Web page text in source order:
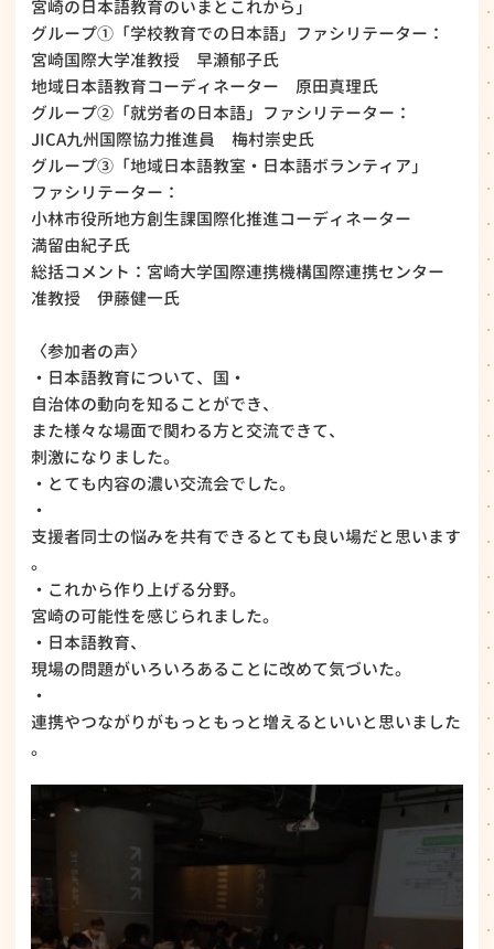
宮崎の日本語教育のいまとこれから」
グループ①「学校教育での日本語」ファシリテーター：
宮崎国際大学准教授 早瀬郁子氏
地域日本語教育コーディネーター 原田真理氏
グループ②「就労者の日本語」ファシリテーター：
JICA九州国際協力推進員 梅村崇史氏
グループ③「地域日本語教室・日本語ボランティア」
ファシリテーター：
小林市役所地方創生課国際化推進コーディネーター
満留由紀子氏
総括コメント：宮崎大学国際連携機構国際連携センター
准教授 伊藤健一氏
〈参加者の声〉
・日本語教育について、国・
自治体の動向を知ることができ、
また様々な場面で関わる方と交流できて、
刺激になりました。
・とても内容の濃い交流会でした。
・
支援者同士の悩みを共有できるとても良い場だと思います
。
・これから作り上げる分野。
宮崎の可能性を感じられました。
・日本語教育、
現場の問題がいろいろあることに改めて気づいた。
・
連携やつながりがもっともっと増えるといいと思いました
。